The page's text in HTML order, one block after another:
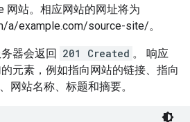
网站。相应网站的网址将为
a/example.com/source-site/。
器会返回 201 Created 。 响应
元素，例如指向网站的链接、指向
网站名称、标题和摘要。